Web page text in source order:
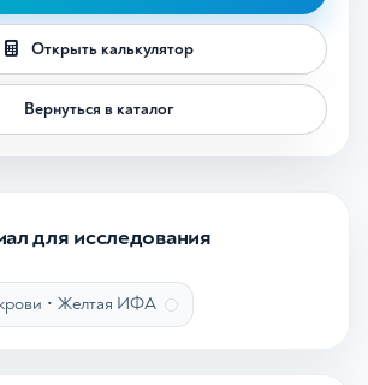
Открыть калькулятор
Вернуться в каталог
для исследования
• Желтая ИФА